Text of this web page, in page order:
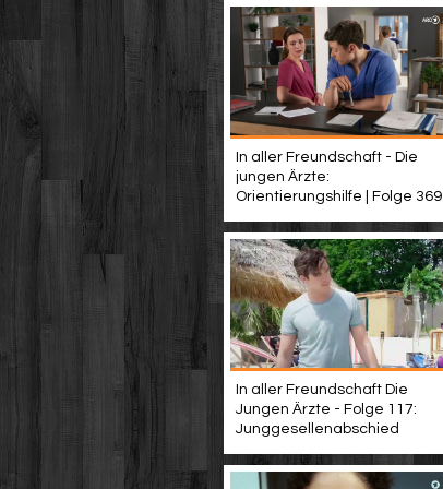
In aller Freundschaft - Die
jungen Ärzte:
Orientierungshilfe | Folge 369
In aller Freundschaft Die
Jungen Ärzte - Folge 117:
Junggesellenabschied